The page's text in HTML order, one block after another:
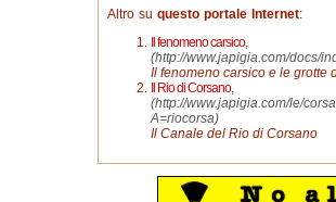
Altro su questo portale Internet:
Il fenomeno carsico,
(http://www.japigia.com/docs/
Il fenomeno carsico e le grotte
Il Rio di Corsano,
(http://www.japigia.com/le/
A=riocorsa)
Il Canale del Rio di Corsano